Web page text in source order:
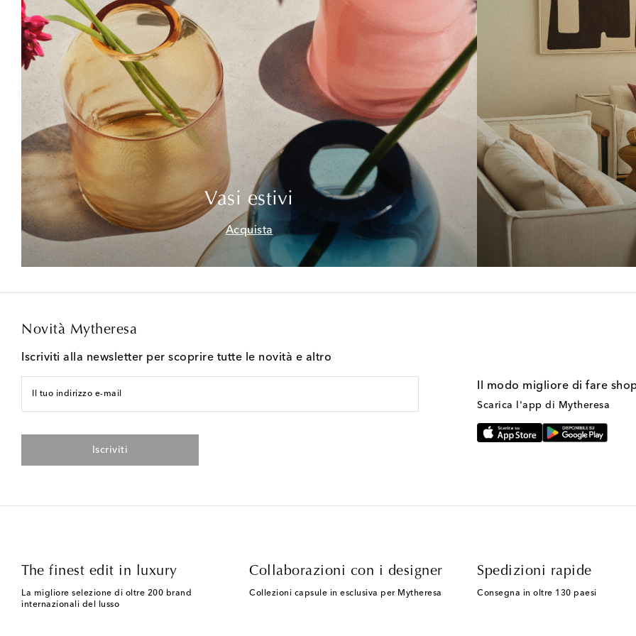
Vasi estivi
Acquista
Novità Mytheresa
Iscriviti alla newsletter per scoprire tutte le novità e altro
Il tuo indirizzo e-mail
Iscriviti
Il modo migliore di fare
Scarica l'app di Mytheresa
The finest edit in luxury
La migliore selezione di oltre 200 brand
internazionali del lusso
Collaborazioni con i designer
Collezioni capsule in esclusiva per Mytheresa
Spedizioni rapide
Consegna in oltre 130 paesi